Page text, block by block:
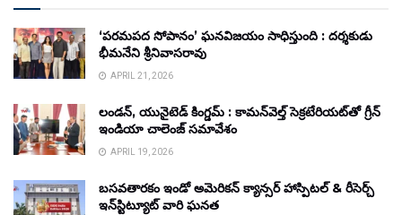
‘పరమపద సోపానం’ ఘనవిజయం సాధిస్తుంది : దర్శకుడు
భీమనేని శ్రీనివాసరావు
APRIL 21, 2026
లండన్, యునైటెడ్ కింగ్డమ్ : కామన్‌వెల్త్ సెక్రటేరియట్‌తో గ్రీన్
ఇండియా చాలెంజ్ సమావేశం
APRIL 19, 2026
బసవతారకం ఇండో అమెరికన్ క్యాన్సర్ హాస్పిటల్ & రీసెర్చ్
ఇన్‌స్టిట్యూట్ వారి ఘనత